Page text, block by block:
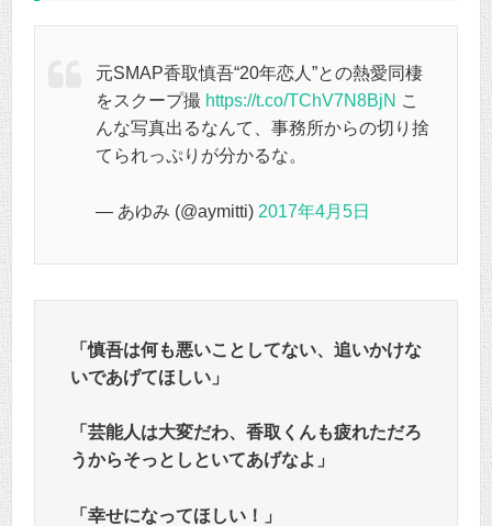
元SMAP香取慎吾“20年恋人”との熱愛同棲
をスクープ撮 https://t.co/TChV7N8BjN こ
んな写真出るなんて、事務所からの切り捨
てられっぷりが分かるな。
— あゆみ (@aymitti) 2017年4月5日
「慎吾は何も悪いことしてない、追いかけな
いであげてほしい」
「芸能人は大変だわ、香取くんも疲れただろ
うからそっとしといてあげなよ」
「幸せになってほしい！」